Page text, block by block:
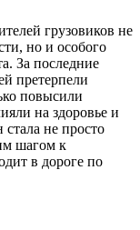
грузовиков не
но и особого
За последние
претерпели
повысили
на здоровье и
не просто
шагом к
в дороге по